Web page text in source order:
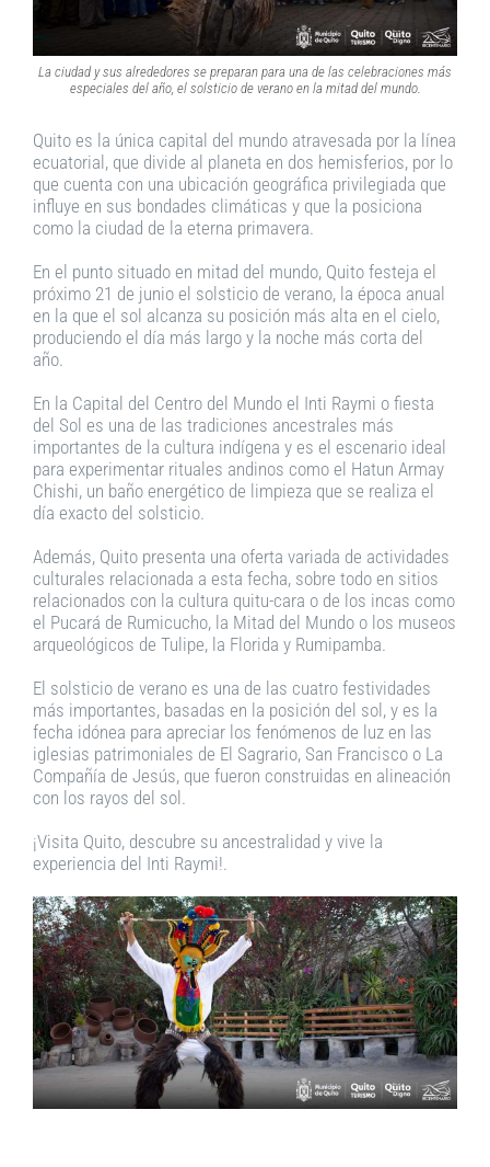
La ciudad y sus alrededores se preparan para una de las celebraciones más
especiales del año, el solsticio de verano en la mitad del mundo.
Quito es la única capital del mundo atravesada por la línea
ecuatorial, que divide al planeta en dos hemisferios, por lo
que cuenta con una ubicación geográfica privilegiada que
influye en sus bondades climáticas y que la posiciona
como la ciudad de la eterna primavera.
En el punto situado en mitad del mundo, Quito festeja el
próximo 21 de junio el solsticio de verano, la época anual
en la que el sol alcanza su posición más alta en el cielo,
produciendo el día más largo y la noche más corta del
año.
En la Capital del Centro del Mundo el Inti Raymi o fiesta
del Sol es una de las tradiciones ancestrales más
importantes de la cultura indígena y es el escenario ideal
para experimentar rituales andinos como el Hatun Armay
Chishi, un baño energético de limpieza que se realiza el
día exacto del solsticio.
Además, Quito presenta una oferta variada de actividades
culturales relacionada a esta fecha, sobre todo en sitios
relacionados con la cultura quitu-cara o de los incas como
el Pucará de Rumicucho, la Mitad del Mundo o los museos
arqueológicos de Tulipe, la Florida y Rumipamba.
El solsticio de verano es una de las cuatro festividades
más importantes, basadas en la posición del sol, y es la
fecha idónea para apreciar los fenómenos de luz en las
iglesias patrimoniales de El Sagrario, San Francisco o La
Compañía de Jesús, que fueron construidas en alineación
con los rayos del sol.
¡Visita Quito, descubre su ancestralidad y vive la
experiencia del Inti Raymi!.